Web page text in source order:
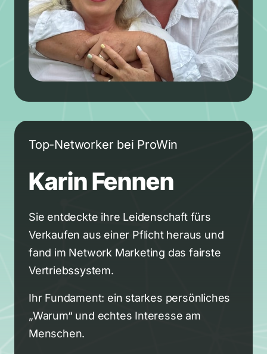
Top-Networker bei ProWin
Karin Fennen
Sie entdeckte ihre Leidenschaft fürs
Verkaufen aus einer Pflicht heraus und
fand im Network Marketing das fairste
Vertriebssystem.
Ihr Fundament: ein starkes persönliches
„Warum“ und echtes Interesse am
Menschen.